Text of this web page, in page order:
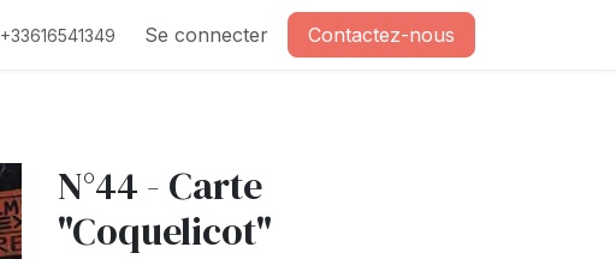
+33616541349 Se connecter Contactez-nous
N°44 - Carte
"Coquelicot"